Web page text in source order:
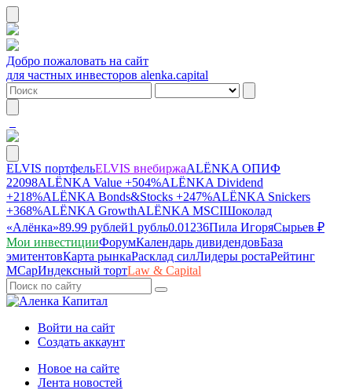
Добро пожаловать на сайт
для частных инвесторов alenka.capital
ELVIS портфельELVIS внебиржаALЁNKA ОПИФ
22098ALЁNKA Value +504%ALЁNKA Dividend
+218%ALЁNKA Bonds&Stocks +247%ALЁNKA Snickers
+368%ALЁNKA GrowthALЁNKA MSCIШоколад
«Алёнка»89.99 рублей1 рубль0.01236Пила ИгоряСырьев ₽
Мои инвестицииФорумКалендарь дивидендовБаза
эмитентовКарта рынкаРасклад силЛидеры ростаРейтинг
MCapИндексный тортLaw & Capital
Войти на сайт
Создать аккаунт
Новое на сайте
Лента новостей